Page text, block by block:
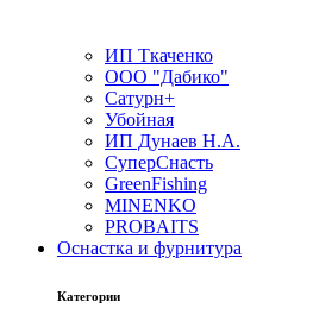
ИП Ткаченко
ООО "Дабико"
Сатурн+
Убойная
ИП Дунаев Н.А.
СуперСнасть
GreenFishing
MINENKO
PROBAITS
Оснастка и фурнитура
Категории